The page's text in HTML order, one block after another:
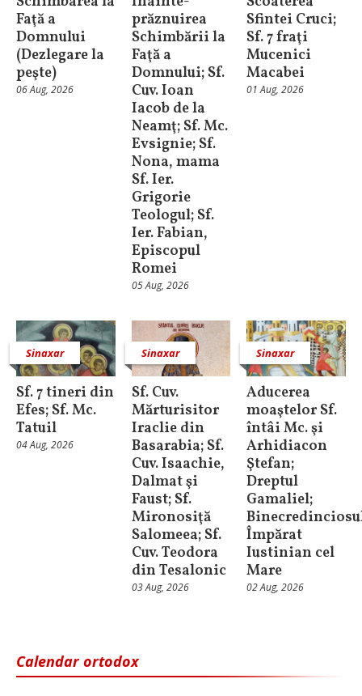
Faţă a
Domnului
(Dezlegare la
peşte)
06 Aug, 2026
prăznuirea
Schimbării la
Faţă a
Domnului; Sf.
Cuv. Ioan
Iacob de la
Neamţ; Sf. Mc.
Evsignie; Sf.
Nona, mama
Sf. Ier.
Grigorie
Teologul; Sf.
Ier. Fabian,
Episcopul
Romei
05 Aug, 2026
Sfintei Cruci;
Sf. 7 fraţi
Mucenici
Macabei
01 Aug, 2026
Sinaxar
Sf. 7 tineri din
Efes; Sf. Mc.
Tatuil
04 Aug, 2026
Sinaxar
Sf. Cuv.
Mărturisitor
Iraclie din
Basarabia; Sf.
Cuv. Isaachie,
Dalmat şi
Faust; Sf.
Mironosiţă
Salomeea; Sf.
Cuv. Teodora
din Tesalonic
03 Aug, 2026
Sinaxar
Aducerea
moaştelor Sf.
întâi Mc. şi
Arhidiacon
Ştefan;
Dreptul
Gamaliel;
Împărat
Iustinian cel
Mare
02 Aug, 2026
Calendar ortodox